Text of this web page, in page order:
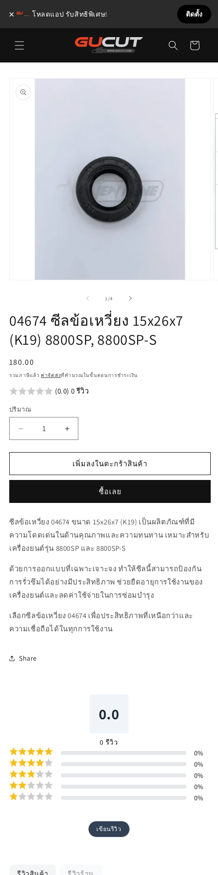
ข้ามไป
ยัง
เนื้อหา
สินค้า
ข้ามไป
ยังข้อมูล
สินค้า
โม
ดอล
1 /จาก
4
04674 ซีลข้อเหวี่ยง 15x26x7
(K19) 8800SP, 8800SP-S
ราคา
ปกติ
180.00
รวมภาษีแล้ว ค่าจัดส่งที่คำนวณในขั้นตอนการชำระเงิน
(0.0) 0 รีวิว
ปริมาณ
04674
ข้อ
เหวี่ยง
15x26x7
(K19)
8800SP,
S
สำหรับ
04674
ข้อ
15x26x7
(K19)
8800SP,
S
เพิ่มลงในตะกร้าสินค้า
ซื้อเลย
ซีลข้อเหวี่ยง 04674 ขนาด 15x26x7 (K19) เป็นผลิตภัณฑ์ที่มี
ความโดดเด่นในด้านคุณภาพและความทนทาน เหมาะสำหรับ
เครื่องยนต์รุ่น 8800SP และ 8800SP-S
ด้วยการออกแบบที่เฉพาะเจาะจง ทำให้ซีลนี้สามารถป้องกัน
การรั่วซึมได้อย่างมีประสิทธิภาพ ช่วยยืดอายุการใช้งานของ
เครื่องยนต์และลดค่าใช้จ่ายในการซ่อมบำรุง
เลือกซีลข้อเหวี่ยง 04674 เพื่อประสิทธิภาพที่เหนือกว่าและ
ความเชื่อถือได้ในทุกการใช้งาน
Share
0.0
0 รีวิว
0%
0%
0%
0%
0%
เขียนรีวิว
× โหลดแอป รับสิทธิพิเศษ! ติดตั้ง